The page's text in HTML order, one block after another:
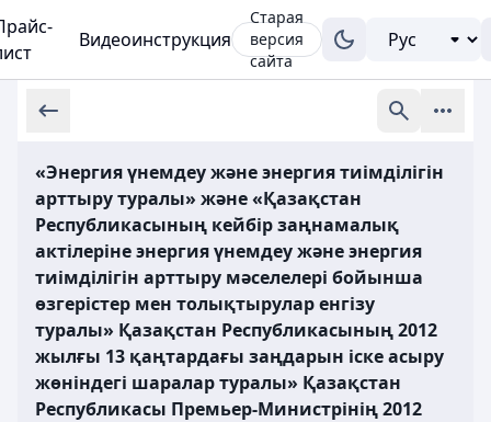
Видеоинструкция
Старая
версия
сайта
«Энергия үнемдеу және энергия тиімділігін
арттыру туралы» және «Қазақстан
Республикасының кейбір заңнамалық
актілеріне энергия үнемдеу және энергия
тиімділігін арттыру мәселелері бойынша
өзгерістер мен толықтырулар енгізу
туралы» Қазақстан Республикасының 2012
жылғы 13 қаңтардағы заңдарын іске асыру
жөніндегі шаралар туралы» Қазақстан
Республикасы Премьер-Министрінің 2012